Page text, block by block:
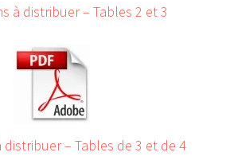
à distribuer – Tables 2 et 3
distribuer – Tables de 3 et de 4